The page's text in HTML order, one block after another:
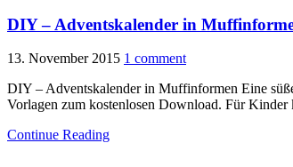
DIY – Adventskalender in
13. November 2015 1 comment
DIY – Adventskalender in Muffinformen Eine
Vorlagen zum kostenlosen Download. Für
Continue Reading